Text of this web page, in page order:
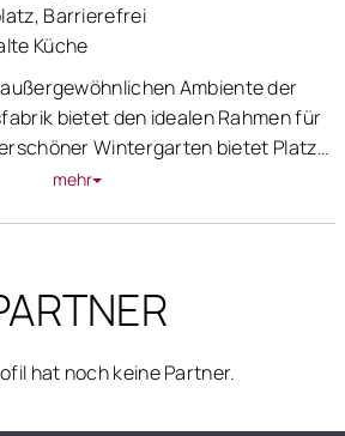
Barrierefrei
Küche
bietet den idealen Rahmen für
Wintergarten bietet Platz
sich für Geburtstagsfeiern,
mehr
hat noch keine Partner.